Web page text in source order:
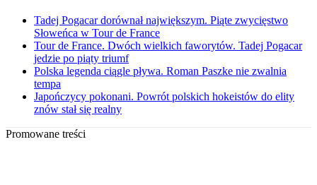
Tadej Pogacar dorównał największym. Piąte zwycięstwo
Słoweńca w Tour de France
Tour de France. Dwóch wielkich faworytów. Tadej Pogacar
jedzie po piąty triumf
Polska legenda ciągle pływa. Roman Paszke nie zwalnia
tempa
Japończycy pokonani. Powrót polskich hokeistów do elity
znów stał się realny
Promowane treści